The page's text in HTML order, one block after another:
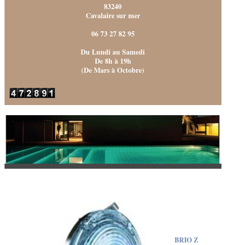
83240
Cavalaire sur mer
06 73 27 82 95
Du Lundi au Samedi
De 8h à 19h
(De Mars à Octobre)
BRIO Z